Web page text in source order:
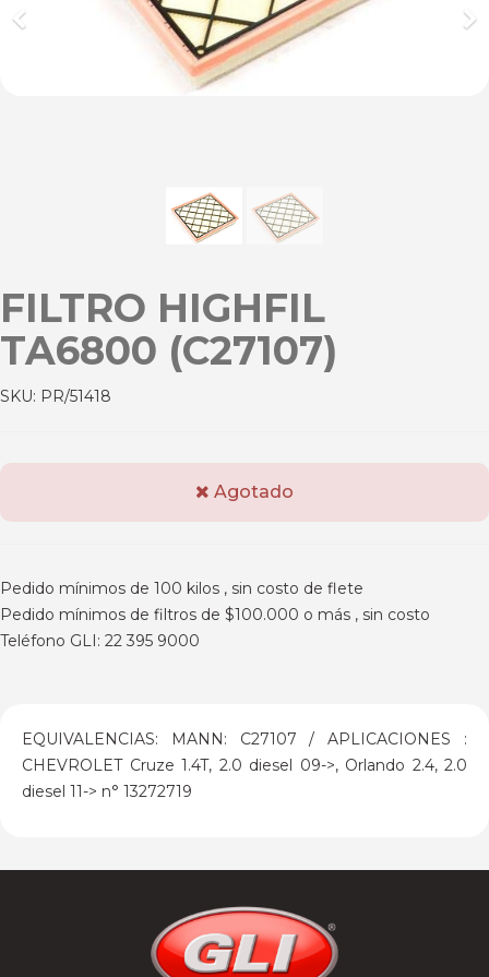
FILTRO HIGHFIL
TA6800 (C27107)
SKU: PR/51418
Agotado
Pedido mínimos de 100 kilos , sin costo de flete
Pedido mínimos de filtros de $100.000 o más , sin costo
Teléfono GLI: 22 395 9000
EQUIVALENCIAS: MANN: C27107 / APLICACIONES :
CHEVROLET Cruze 1.4T, 2.0 diesel 09->, Orlando 2.4, 2.0
diesel 11-> n° 13272719